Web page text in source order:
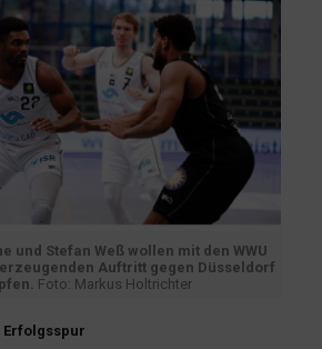
und Stefan Weß wollen mit den WWU
Auftritt gegen Düsseldorf
Foto: Markus Holtrichter